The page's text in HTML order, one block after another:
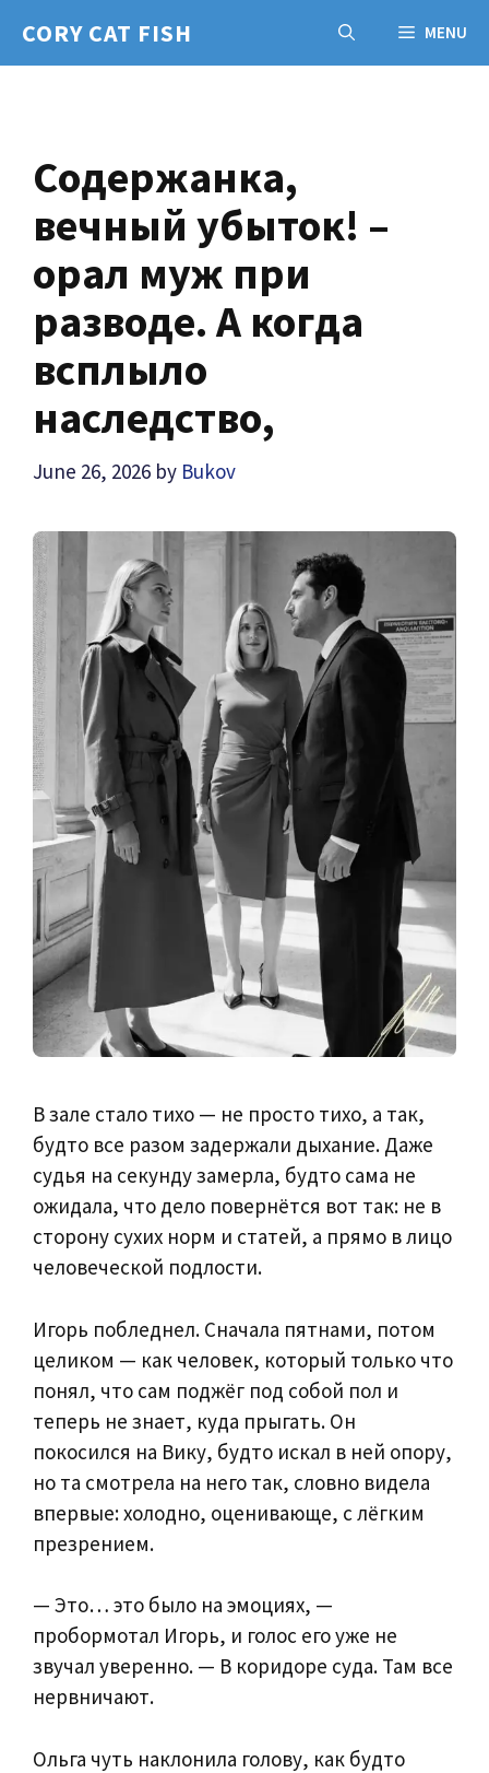
CORY CAT FISH MENU
Содержанка,
вечный убыток! –
орал муж при
разводе. А когда
всплыло
наследство,
June 26, 2026 by Bukov
В зале стало тихо — не просто тихо, а так,
будто все разом задержали дыхание. Даже
судья на секунду замерла, будто сама не
ожидала, что дело повернётся вот так: не в
сторону сухих норм и статей, а прямо в лицо
человеческой подлости.
Игорь побледнел. Сначала пятнами, потом
целиком — как человек, который только что
понял, что сам поджёг под собой пол и
теперь не знает, куда прыгать. Он
покосился на Вику, будто искал в ней опору,
но та смотрела на него так, словно видела
впервые: холодно, оценивающе, с лёгким
презрением.
— Это… это было на эмоциях, —
пробормотал Игорь, и голос его уже не
звучал уверенно. — В коридоре суда. Там все
нервничают.
Ольга чуть наклонила голову, как будто